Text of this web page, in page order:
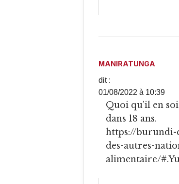
MANIRATUNGA
dit :
01/08/2022 à 10:39
Quoi qu’il en soit, le Burundi sera parmi les pays émergents
dans 18 ans.
https://burundi-
des-autres-
alimentaire/